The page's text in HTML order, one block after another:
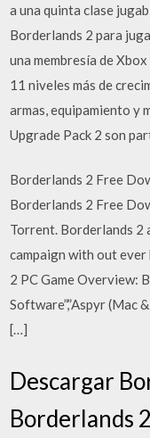
a una quinta clase
Borderlands 2 para
una membresía de
11 niveles más de
armas, equipamiento y
Upgrade Pack 2 son
Borderlands 2 Free
Borderlands 2 Free
Torrent. Borderlands 2
campaign with out
2 PC Game Overview:
Software”,”Aspyr (Mac
[…]
Descargar
Borderlands